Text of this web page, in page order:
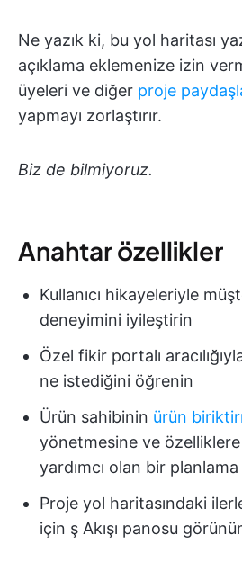
Ne yazık ki, bu yol haritası
açıklama eklemenize izin
üyeleri ve diğer proje
yapmayı zorlaştırır.
Biz de bilmiyoruz.
Anahtar özellikler
Kullanıcı hikayeleriyle
deneyimini iyileştirin
Özel fikir portalı
ne istediğini öğrenin
Ürün sahibinin ürün
yönetmesine ve
yardımcı olan bir
Proje yol haritasındaki
için ş Akışı panosu